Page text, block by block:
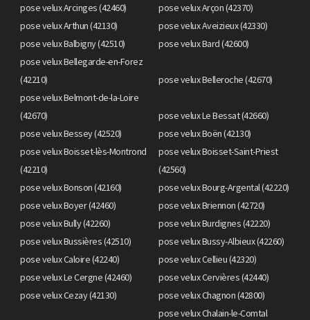
pose velux Arcinges (42460)
pose velux Arçon (42370)
pose velux Arthun (42130)
pose velux Aveizieux (42330)
pose velux Balbigny (42510)
pose velux Bard (42600)
pose velux Bellegarde-en-Forez
(42210)
pose velux Belleroche (42670)
pose velux Belmont-de-la-Loire
(42670)
pose velux Le Bessat (42660)
pose velux Bessey (42520)
pose velux Boën (42130)
pose velux Boisset-lès-Montrond
(42210)
pose velux Boisset-Saint-Priest
(42560)
pose velux Bonson (42160)
pose velux Bourg-Argental (42220)
pose velux Boyer (42460)
pose velux Briennon (42720)
pose velux Bully (42260)
pose velux Burdignes (42220)
pose velux Bussières (42510)
pose velux Bussy-Albieux (42260)
pose velux Caloire (42240)
pose velux Cellieu (42320)
pose velux Le Cergne (42460)
pose velux Cervières (42440)
pose velux Cezay (42130)
pose velux Chagnon (42800)
pose velux Chalain-le-Comtal